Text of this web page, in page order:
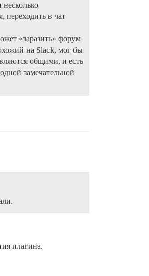
переходить в чат
«заразить» форум
на Slack, мог бы
общими, и есть
замечательной
плагина.